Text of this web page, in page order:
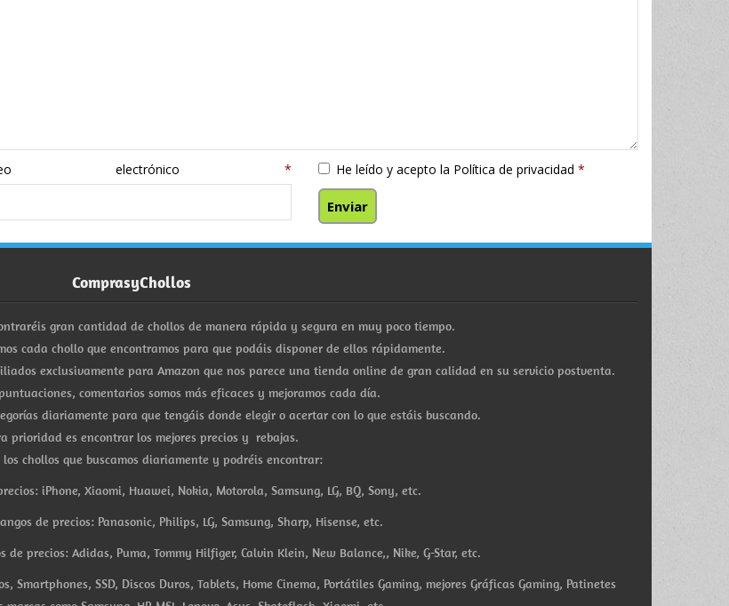
electrónico* He leído y acepto la Política de privacidad *
ComprasyChollos
gran cantidad de chollos de manera rápida y segura en muy poco tiempo.
cada chollo que encontramos para que podáis disponer de ellos rápidamente.
exclusivamente para Amazon que nos parece una tienda online de gran calidad en su servicio postventa.
comentarios somos más eficaces y mejoramos cada día.
diariamente para que tengáis donde elegir o acertar con lo que estáis buscando.
prioridad es encontrar los mejores precios y rebajas.
los chollos que buscamos diariamente y podréis encontrar:
iPhone, Xiaomi, Huawei, Nokia, Motorola, Samsung, LG, BQ, Sony, etc.
de precios: Panasonic, Philips, LG, Samsung, Sharp, Hisense, etc.
de precios: Adidas, Puma, Tommy Hilfiger, Calvin Klein, New Balance,, Nike, G-Star, etc.
Smartphones, SSD, Discos Duros, Tablets, Home Cinema, Portátiles Gaming, mejores Gráficas Gaming, Patinetes